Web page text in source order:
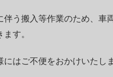
伴う搬入等作業のため、車
す。
にはご不便をおかけいたし